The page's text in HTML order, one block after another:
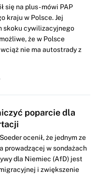
się na plus - mówi PAP
kraju w Polsce. Jej
skoku cywilizacyjnego
że w Polsce
nie ma autostrady z
poparcie dla
ocenił, że jednym ze
prowadzącej w sondażach
dla Niemiec (AfD) jest
i zwiększenie